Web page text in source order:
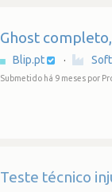
Ghost
Blip.pt ·
Submetido há 9 meses por
Teste técnico